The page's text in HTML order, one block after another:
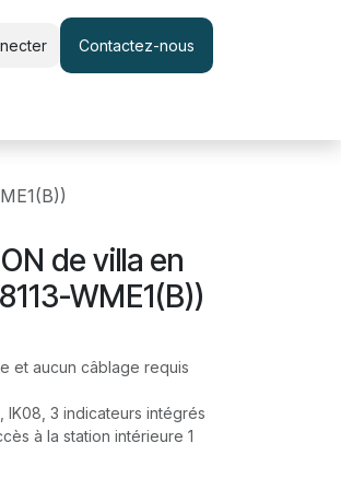
Contactez-nous
de villa en
WME1(B))
et aucun câblage requis
IK08, 3 indicateurs intégrés
à la station intérieure 1